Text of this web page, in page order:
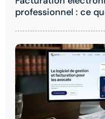
professionnel : ce